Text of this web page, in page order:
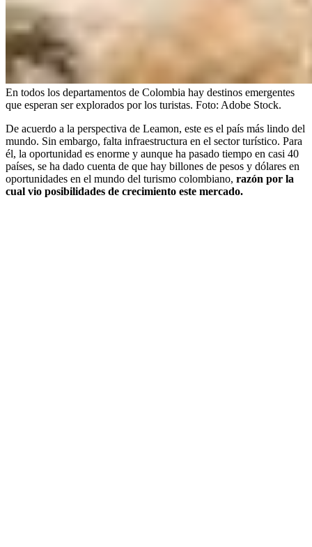
En todos los departamentos de Colombia hay destinos emergentes
que esperan ser explorados por los turistas. Foto: Adobe Stock.
De acuerdo a la perspectiva de Leamon, este es el país más lindo del
mundo. Sin embargo, falta infraestructura en el sector turístico. Para
él, la oportunidad es enorme y aunque ha pasado tiempo en casi 40
países, se ha dado cuenta de que hay billones de pesos y dólares en
oportunidades en el mundo del turismo colombiano, razón por la
cual vio posibilidades de crecimiento este mercado.